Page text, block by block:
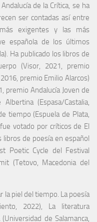
de la Crítica, se ha
ser contadas así entre
exigentes y las más
española de los últimos
Ha publicado los libros de
(Visor, 2021, premio
premio Emilio Alarcos)
premio Andalucía Joven de
(Espasa/Castalia,
tiempo (Espuela de Plata,
votado por críticos de El
de poesía en español
Poetic Cycle del Festival
(Tetovo, Macedonia del
la piel del tiempo. La poesía
2022), La literatura
de Salamanca,